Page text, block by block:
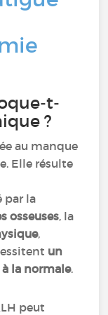
t-
?
au manque
Elle résulte
par la
osseuses, la
,
un
la normale.
peut